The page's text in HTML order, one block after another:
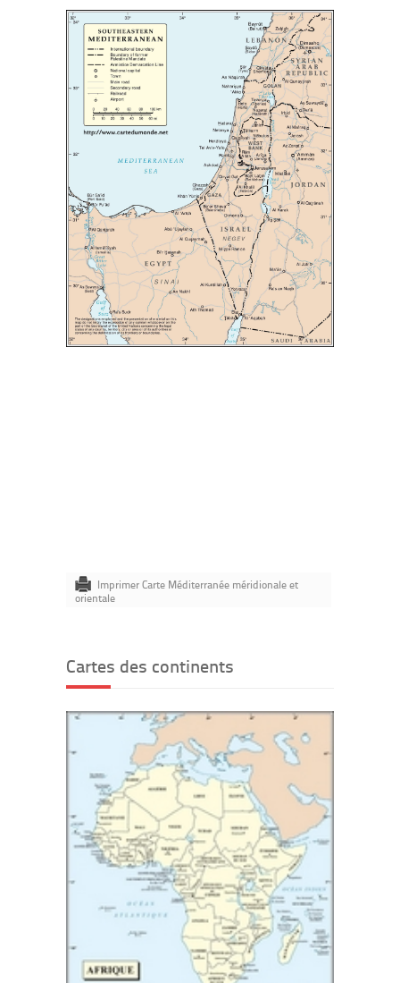
Imprimer Carte Méditerranée méridionale et
orientale
Cartes des continents